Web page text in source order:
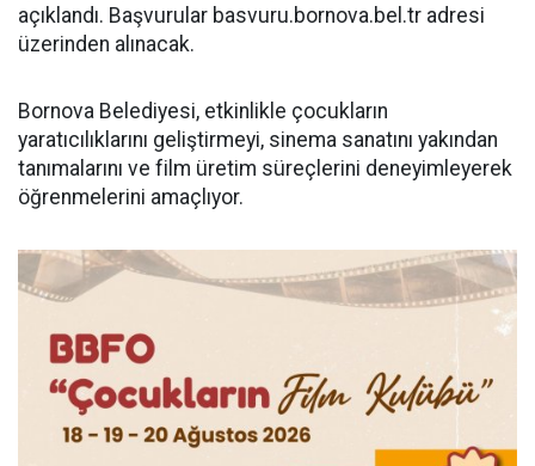
açıklandı. Başvurular basvuru.bornova.bel.tr adresi
üzerinden alınacak.
Bornova Belediyesi, etkinlikle çocukların
yaratıcılıklarını geliştirmeyi, sinema sanatını yakından
tanımalarını ve film üretim süreçlerini deneyimleyerek
öğrenmelerini amaçlıyor.